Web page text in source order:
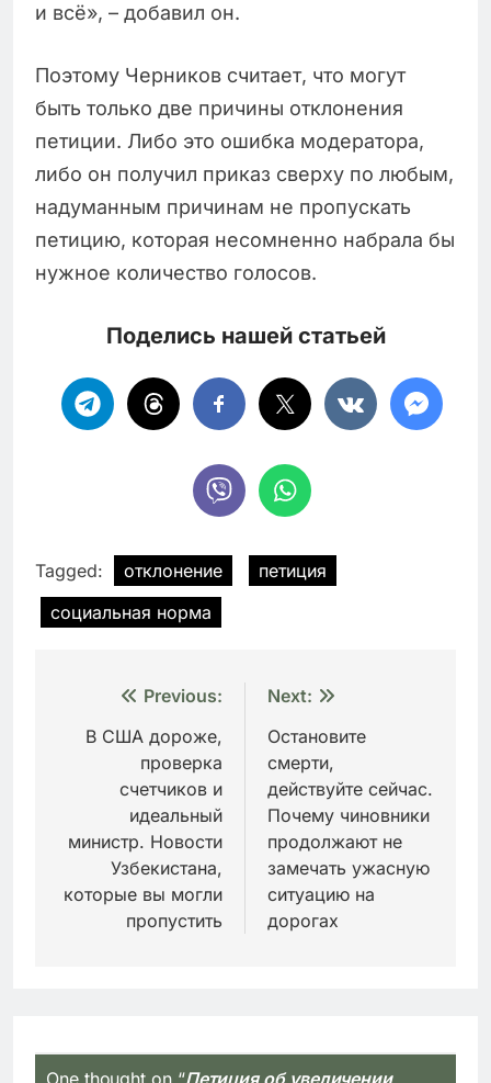
и всё», – добавил он.
Поэтому Черников считает, что могут
быть только две причины отклонения
петиции. Либо это ошибка модератора,
либо он получил приказ сверху по любым,
надуманным причинам не пропускать
петицию, которая несомненно набрала бы
нужное количество голосов.
Поделись нашей статьей
Tagged: отклонение
петиция
социальная норма
Навигация
по
записям
Previous:
В США дороже,
проверка
счетчиков и
идеальный
министр. Новости
Узбекистана,
которые вы могли
пропустить
Next:
Остановите
смерти,
действуйте сейчас.
Почему чиновники
продолжают не
замечать ужасную
ситуацию на
дорогах